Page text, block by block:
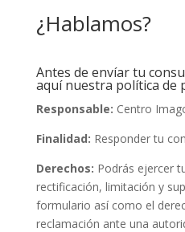
¿Hablamos?
Antes de envíar tu
aquí nuestra política de
Responsable: Centro
Finalidad: Responder tu
Derechos: Podrás ejercer
rectificación, limitación y
formulario así como el
reclamación ante una